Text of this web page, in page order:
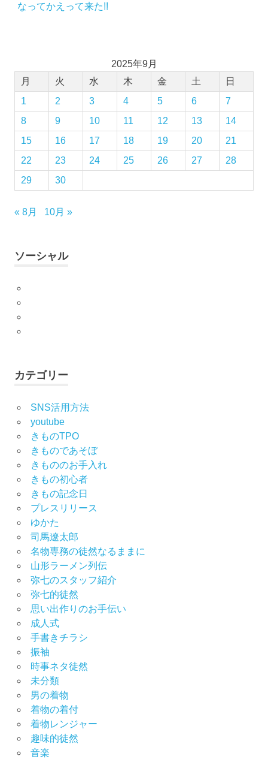
の
成
人
式
成
人
式
の
振
袖
袖
の
み
振
真
影
振
袖
レ
ル
展
撮
影
会
振
袖
選
び
男
の
着
物
着
付
の
なってかえって来た!!
2025年9月
月
火 水 木 金 土
日
1
2 3 4 5 6
7
8
9 10 11 12 13
14
15
16 17 18 19 20
21
22
23 24 25 26 27
28
29
30
« 8月 10月 »
ソーシャル
カテゴリー
SNS活用方法
youtube
きものTPO
きものであそぼ
きもののお手入れ
きもの初心者
きもの記念日
プレスリリース
ゆかた
司馬遼太郎
名物専務の徒然なるままに
山形ラーメン列伝
弥七のスタッフ紹介
弥七的徒然
思い出作りのお手伝い
成人式
手書きチラシ
振袖
時事ネタ徒然
未分類
男の着物
着物の着付
着物レンジャー
趣味的徒然
音楽